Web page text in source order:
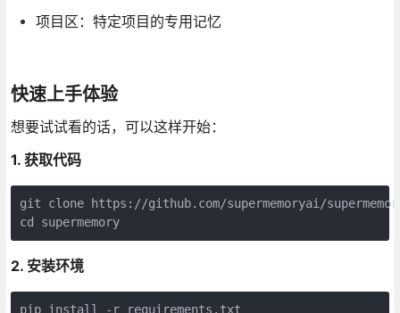
项目区：特定项目的专用记忆
快速上手体验
想要试试看的话，可以这样开始：
1. 获取代码
git clone https://github.com/supermemoryai/
cd supermemory
2. 安装环境
pip install -r requirements.txt